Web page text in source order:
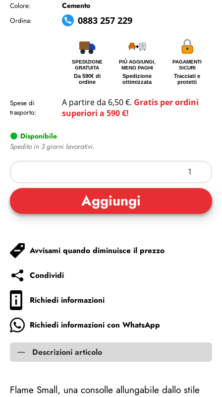
Colore: Cemento
Ordina: 0883 257 229
SPEDIZIONE
GRATUITA
Da 590€ di
ordine
PIÙ AGGIUNGI,
MENO PAGHI
Spedizione
ottimizzata
PAGAMENTI
SICURI
Tracciati e
protetti
Spese di
trasporto:
A partire da 6,50 €. Gratis per ordini
superiori a 590 €!
Disponibile
Spedito in 3 giorni lavorativi.
Avvisami quando diminuisce il prezzo
Condividi
Richiedi informazioni
Richiedi informazioni con WhatsApp
Descrizioni articolo
Flame Small, una consolle allungabile dallo stile